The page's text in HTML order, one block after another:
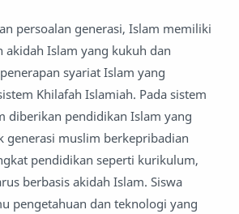
persoalan generasi, Islam memiliki
akidah Islam yang kukuh dan
syariat Islam yang
Khilafah Islamiah. Pada sistem
diberikan pendidikan Islam yang
generasi muslim berkepribadian
pendidikan seperti kurikulum,
berbasis akidah Islam. Siswa
pengetahuan dan teknologi yang